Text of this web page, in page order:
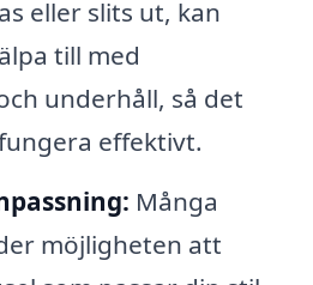
eller slits ut, kan
till med
underhåll, så det
effektivt.
Många
möjligheten att